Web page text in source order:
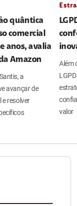
quântica
comercial
anos, avalia
Amazon
a
avançar de
resolver
Além
valor